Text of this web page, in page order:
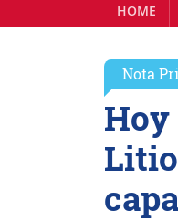
HOME
Nota